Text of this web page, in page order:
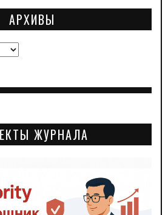
АРХИВЫ
ЖУРНАЛА